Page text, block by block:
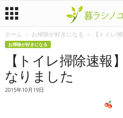
暮
シ
ホーム お掃除が好きになる 【トイレ
お掃除が好きになる
【トイレ掃除速報
なりました
2015年10月19日